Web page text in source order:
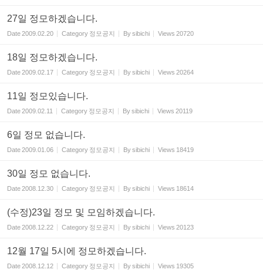
27일 정모하겠습니다.
Date2009.02.20 Category 정모공지 Bysibichi Views 20720
18일 정모하겠습니다.
Date2009.02.17 Category 정모공지 Bysibichi Views 20264
11일 정모있습니다.
Date2009.02.11 Category 정모공지 Bysibichi Views 20119
6일 정모 없습니다.
Date2009.01.06 Category 정모공지 Bysibichi Views 18419
30일 정모 없습니다.
Date2008.12.30 Category 정모공지 Bysibichi Views 18614
(수정)23일 정모 및 모임하겠습니다.
Date2008.12.22 Category 정모공지 Bysibichi Views 20123
12월 17일 5시에 정모하겠습니다.
Date2008.12.12 Category 정모공지 Bysibichi Views 19305